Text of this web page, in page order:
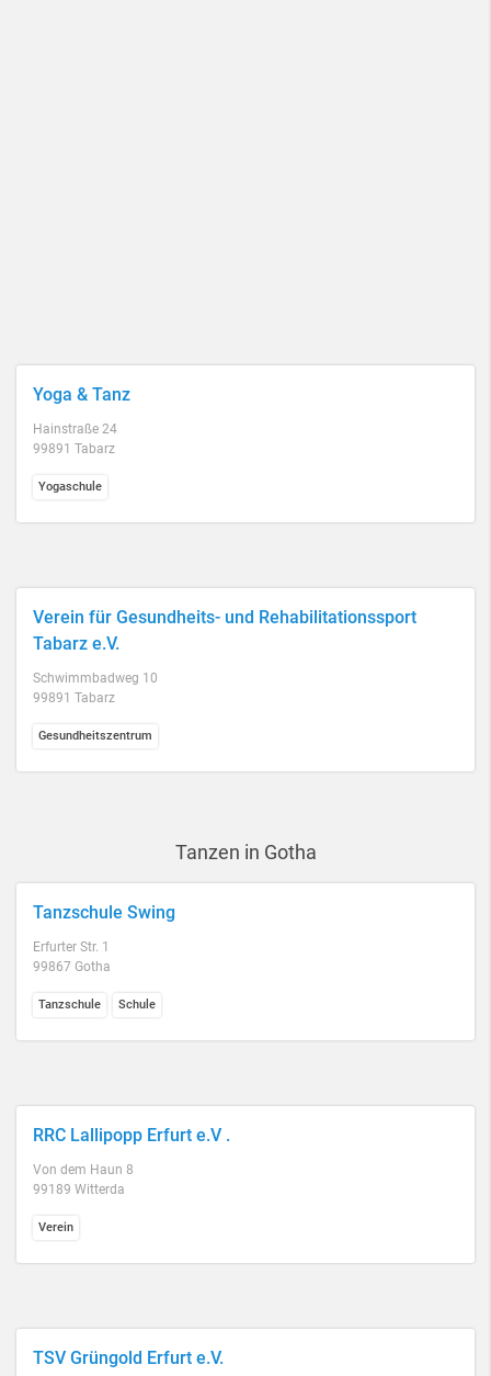
Yoga & Tanz
Hainstraße 24
99891 Tabarz
Yogaschule
Verein für Gesundheits- und Rehabilitationssport
Tabarz e.V.
Schwimmbadweg 10
99891 Tabarz
Gesundheitszentrum
Tanzen in Gotha
Tanzschule Swing
Erfurter Str. 1
99867 Gotha
Tanzschule Schule
RRC Lallipopp Erfurt e.V .
Von dem Haun 8
99189 Witterda
Verein
TSV Grüngold Erfurt e.V.